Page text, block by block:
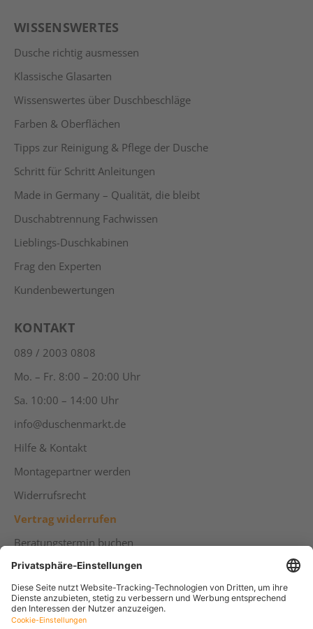
WISSENSWERTES
Dusche richtig ausmessen
Klassische Glasarten
Wissenswertes über Duschbeschläge
Farben & Oberflächen
Tipps zur Reinigung & Pflege der Dusche
Schritt für Schritt Anleitungen
Made in Germany – Qualität, die bleibt
Duschabtrennung Fachwissen
Lieblings-Duschkabinen
Frag den Experten
Kundenbewertungen
KONTAKT
089 / 2003 0808
Mo. – Fr. 8:00 – 20:00 Uhr
Sa. 10:00 – 14:00 Uhr
info@duschenmarkt.de
Hilfe & Kontakt
Montagepartner werden
Widerrufsrecht
Vertrag widerrufen
Beratungstermin buchen